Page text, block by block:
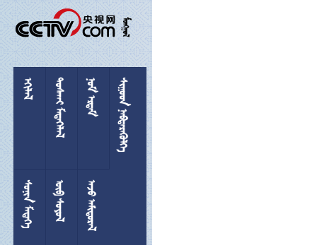

 
 
 
 
 
 